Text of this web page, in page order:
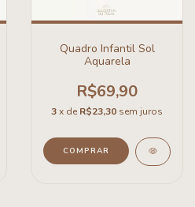
Quadro Infantil Sol
Aquarela
R$69,90
3x de R$23,30 sem juros
COMPRAR